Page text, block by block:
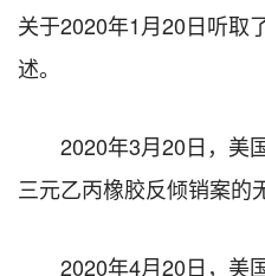
关于2020年1月20日听取
述。
2020年3月20日，美
三元乙丙橡胶反倾销案的
2020年4月20日，美